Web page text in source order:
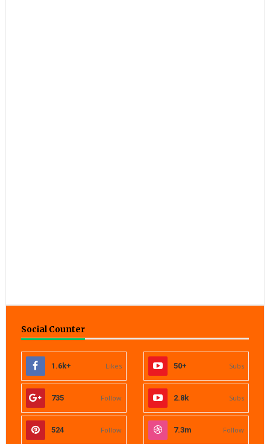
Social Counter
1.6k+ Likes 50+ Subs
735 Follow 2.8k Subs
524 Follow 7.3m Follow